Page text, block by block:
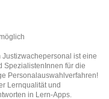
Justizwachepersonal ist eine
SpezialistenInnen für die
Personalauswahlverfahren!
Lernqualität und
in Lern-Apps.